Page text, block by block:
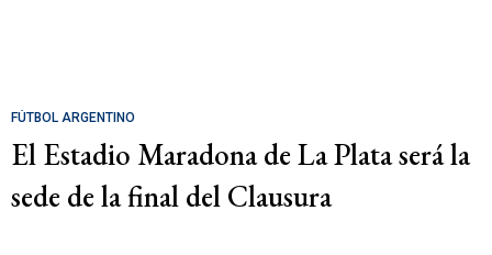
FÚTBOL ARGENTINO
El Estadio Maradona de La Plata será la
sede de la final del Clausura